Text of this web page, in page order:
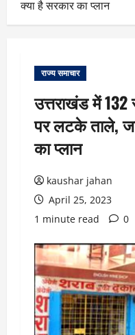
क्या है सरकार का प्लान
राज्य समाचार
उत्तराखंड में 132
पर लटके ताले,
का प्लान
kaushar jahan
April 25, 2023
1 minute read
0